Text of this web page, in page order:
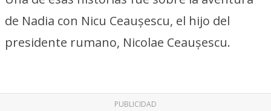
de Nadia con Nicu Ceaușescu, el hijo del
presidente rumano, Nicolae Ceaușescu.
PUBLICIDAD